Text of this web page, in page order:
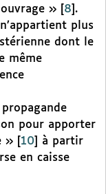
»
8 .
plus
dont le
même
pour apporter
»
10
à partir
en caisse